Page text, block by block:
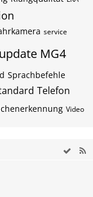
service
MG4
Sprachbefehle
Telefon
Video